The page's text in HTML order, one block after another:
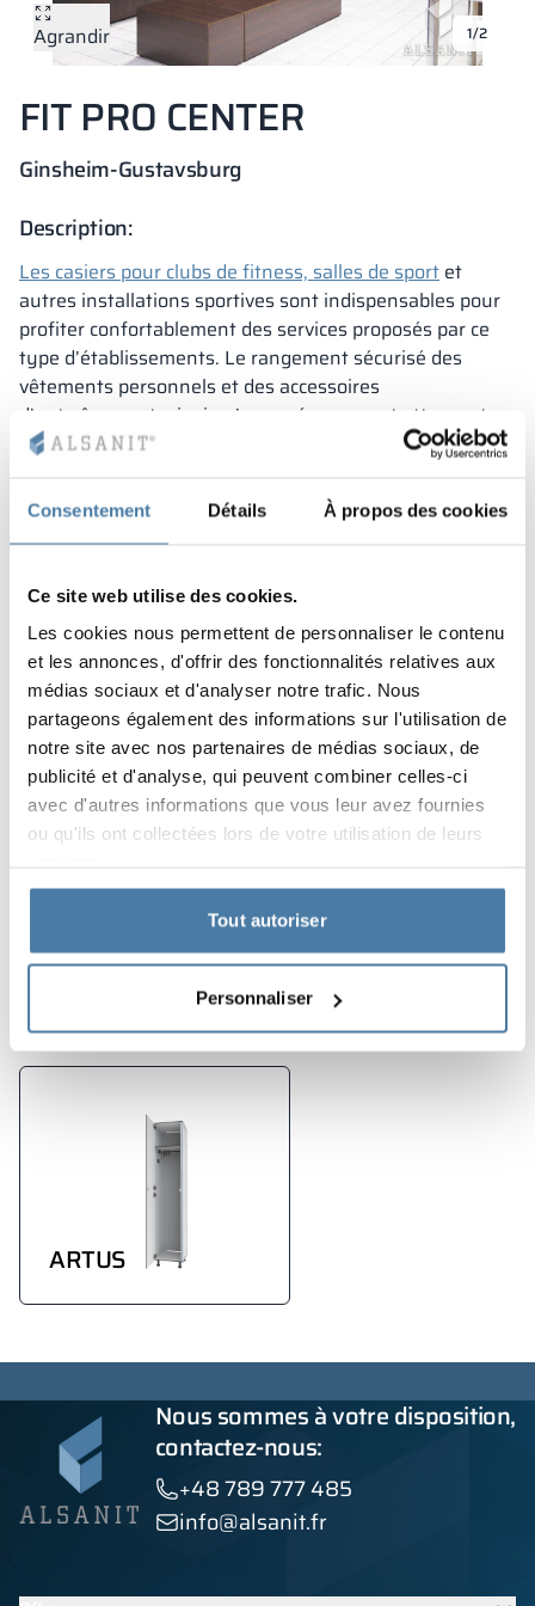
Consentement Détails À propos des cookies
Ce site web utilise des cookies.
Les cookies nous permettent de personnaliser le contenu
et les annonces, d'offrir des fonctionnalités relatives aux
médias sociaux et d'analyser notre trafic. Nous
partageons également des informations sur l'utilisation de
notre site avec nos partenaires de médias sociaux, de
publicité et d'analyse, qui peuvent combiner celles-ci
avec d'autres informations que vous leur avez fournies
ou qu'ils ont collectées lors de votre utilisation de leurs
Tout autoriser
Personnaliser
Vela
armoires
Cloisons
Altus
Vestiare en
Offre complète
Attestations,
Carte des
1/2
Agrandir
FIT PRO CENTER
Ginsheim-Gustavsburg
Description:
Les casiers pour clubs de fitness, salles de sport et
autres installations sportives sont indispensables pour
profiter confortablement des services proposés par ce
type d’établissements. Le rangement sécurisé des
vêtements personnels et des accessoires
d’entraînement, ainsi qu’un aménagement attrayant
des vestiaires sont deux caractéristiques qui distinguent
Au-delà de leurs qualités esthétiques, lescasiers fitness
se caractérisent également par leursaccessoires
étagères, des barres, des crochets ou des
structure du corps utilise des profilés en aluminium,
permettant une construction sur mesure
Caractéristiques du projet:
système breveté de profilés en aluminium
design exceptionnel
Produits utilisés dans la
ARTUS
Nous sommes à votre disposition,
contactez-nous:
+48 789 777 485
info@alsanit.fr